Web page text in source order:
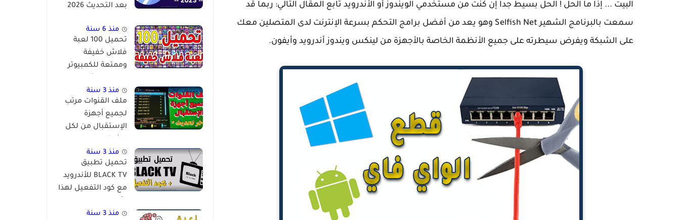
البيت ... إذا ما الحل ! الحل بسيط جدا إن كنت من مستخدمي الويندوز أو الأندرويد تابع المقال التالي: ربما قد
سمعت بالبرنامج الشهير Selfish Net وهو يعد من أفضل برامج التحكم بسرعة الإنترنت لدى المتصلين معك
على الشبكة ويفرض سيطرته على جميع الأنظمة الخاصة بالأجهزة من لينكس ويندوز أندرويد وأيفون.
بعد التحديث 2026
منذ 6 سنة
تحميل 100 لعبة
فلاش خفيفة
وممتعة للكمبيوتر
منذ 3 سنة
ملف القنوات مرتب
لجميع أجهزة
الإستقبال من لكل
والمعالجات
منذ 3 سنة
تحميل تطبيق
BLACK TV للأندرويد
مع كود التفعيل لهذا
منذ 3 سنة